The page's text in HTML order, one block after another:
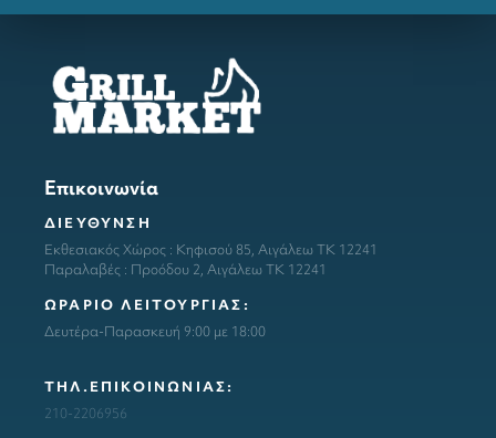
Επικοινωνία
ΔΙΕΥΘΥΝΣΗ
Εκθεσιακός Χώρος : Κηφισού 85, Αιγάλεω ΤΚ 12241
Παραλαβές : Προόδου 2, Αιγάλεω ΤΚ 12241
ΩΡΑΡΙΟ ΛΕΙΤΟΥΡΓΙΑΣ:
Δευτέρα-Παρασκευή 9:00 με 18:00
ΤΗΛ.ΕΠΙΚΟΙΝΩΝΙΑΣ:
210-2206956